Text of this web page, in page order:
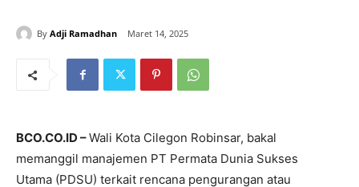
By Adji Ramadhan Maret 14, 2025
BCO.CO.ID –Wali Kota Cilegon Robinsar, bakal
memanggil manajemen PT Permata Dunia Sukses
Utama (PDSU) terkait rencana pengurangan atau